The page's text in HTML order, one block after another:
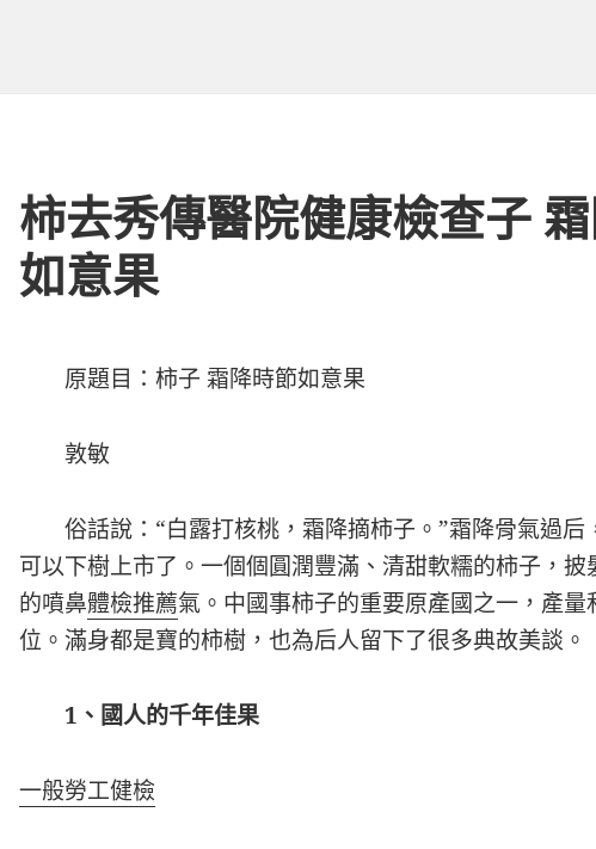
柿去秀傳醫院健康檢查子
如意果
原題目：柿子 霜降時節如意果
敦敏
俗話說：“白露打核桃，霜降摘柿子。”霜降骨氣過后
可以下樹上市了。一個個圓潤豐滿、清甜軟糯的柿子，
的噴鼻體檢推薦氣。中國事柿子的重要原產國之一，產量
位。滿身都是寶的柿樹，也為后人留下了很多典故美談。
1、 國人的千年佳果
一般勞工健檢